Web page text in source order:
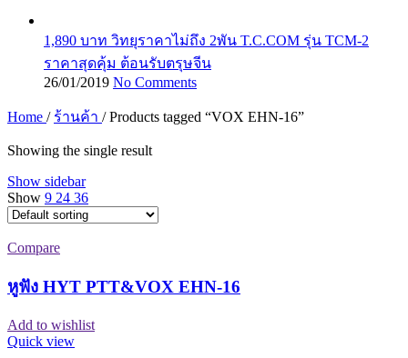
1,890 บาท วิทยุราคาไม่ถึง 2พัน T.C.COM รุ่น TCM-2
ราคาสุดคุ้ม ต้อนรับตรุษจีน
26/01/2019 No Comments
Home / ร้านค้า / Products tagged “VOX EHN-16”
Showing the single result
Show sidebar
Show 9 24 36
Compare
หูฟัง HYT PTT&VOX EHN-16
Add to wishlist
Quick view